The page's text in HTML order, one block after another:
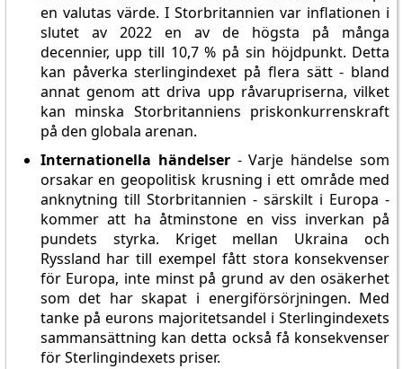
en valutas värde. I Storbritannien var inflationen i
slutet av 2022 en av de högsta på många
decennier, upp till 10,7 % på sin höjdpunkt. Detta
kan påverka sterlingindexet på flera sätt - bland
annat genom att driva upp råvarupriserna, vilket
kan minska Storbritanniens priskonkurrenskraft
på den globala arenan.
Internationella händelser - Varje händelse som
orsakar en geopolitisk krusning i ett område med
anknytning till Storbritannien - särskilt i Europa -
kommer att ha åtminstone en viss inverkan på
pundets styrka. Kriget mellan Ukraina och
Ryssland har till exempel fått stora konsekvenser
för Europa, inte minst på grund av den osäkerhet
som det har skapat i energiförsörjningen. Med
tanke på eurons majoritetsandel i Sterlingindexets
sammansättning kan detta också få konsekvenser
för Sterlingindexets priser.